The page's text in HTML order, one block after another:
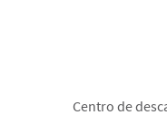
Centro de